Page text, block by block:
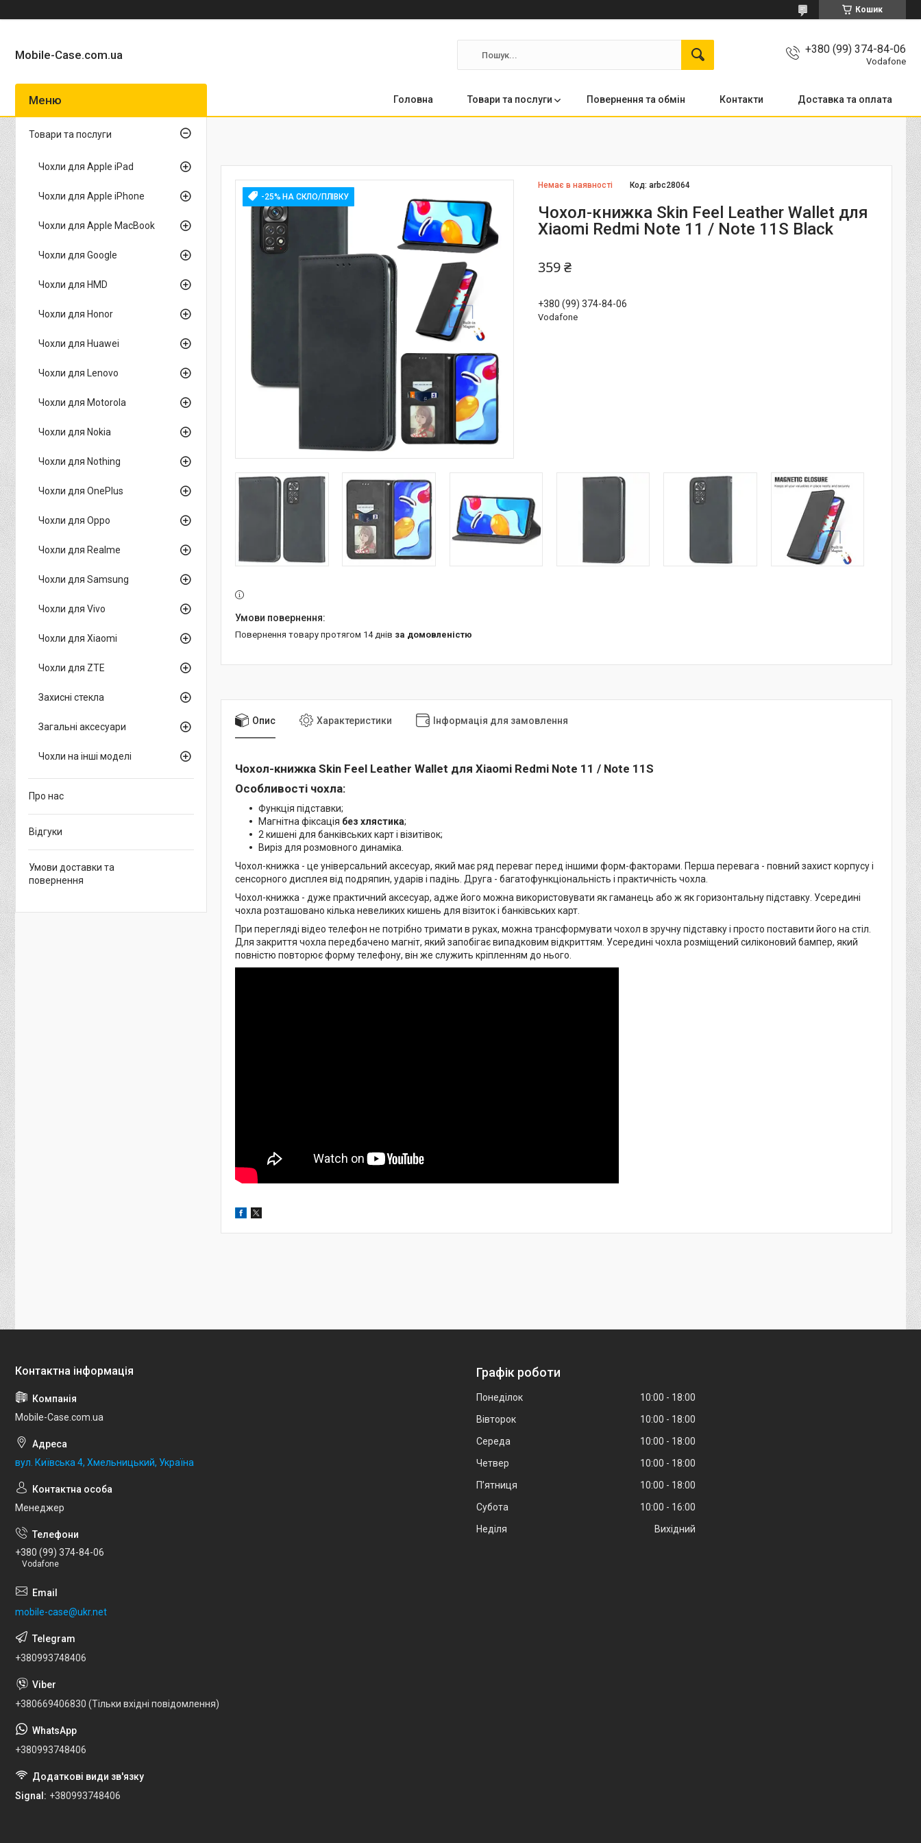
Кошик
Mobile-Case.com.ua +380 (99) 374-84-06
Vodafone
Головна Товари та послуги Повернення та обмін Контакти Доставка та оплата
-25% НА СКЛО/ПЛІВКУ
Немає в наявності Код:arbc28064
Чохол-книжка Skin Feel Leather Wallet для
Xiaomi Redmi Note 11 / Note 11S Black
359 ₴
+380 (99) 374-84-06
Vodafone
повернення товару протягом 14 днів за домовленістю
Опис Характеристики Інформація для замовлення
Чохол-книжка Skin Feel Leather Wallet для Xiaomi Redmi Note 11 / Note 11S
Особливості чохла:
Функція підставки;
Магнітна фіксація без хлястика;
2 кишені для банківських карт і візитівок;
Виріз для розмовного динаміка.
Чохол-книжка - це універсальний аксесуар, який має ряд переваг перед іншими форм-факторами. Перша перевага - повний захист корпусу і
сенсорного дисплея від подряпин, ударів і падінь. Друга - багатофункціональність і практичність чохла.
Чохол-книжка - дуже практичний аксесуар, адже його можна використовувати як гаманець або ж як горизонтальну підставку. Усередині
чохла розташовано кілька невеликих кишень для візиток і банківських карт.
При перегляді відео телефон не потрібно тримати в руках, можна трансформувати чохол в зручну підставку і просто поставити його на стіл.
Для закриття чохла передбачено магніт, який запобігає випадковим відкриттям. Усередині чохла розміщений силіконовий бампер, який
повністю повторює форму телефону, він же служить кріпленням до нього.
Товари та послуги
Чохли для Apple iPad
Чохли для Apple iPhone
Чохли для Apple MacBook
Чохли для Google
Чохли для HMD
Чохли для Honor
Чохли для Huawei
Чохли для Lenovo
Чохли для Motorola
Чохли для Nokia
Чохли для Nothing
Чохли для OnePlus
Чохли для Oppo
Чохли для Realme
Чохли для Samsung
Чохли для Vivo
Чохли для Xiaomi
Чохли для ZTE
Захисні стекла
Загальні аксесуари
Чохли на інші моделі
Про нас
Відгуки
Умови доставки та
повернення
Mobile-Case.com.ua
вул. Київська 4, Хмельницький, Україна
Менеджер
+380 (99) 374-84-06
Vodafone
mobile-case@ukr.net
+380993748406
+380669406830 (Тільки вхідні повідомлення)
+380993748406
Signal +380993748406
Графік роботи
Понеділок 10:00
18:00
Вівторок
10:00
18:00
Середа
10:00
18:00
Четвер
10:00
18:00
Пʼятниця
10:00
18:00
Субота
10:00
16:00
Неділя
Вихідний